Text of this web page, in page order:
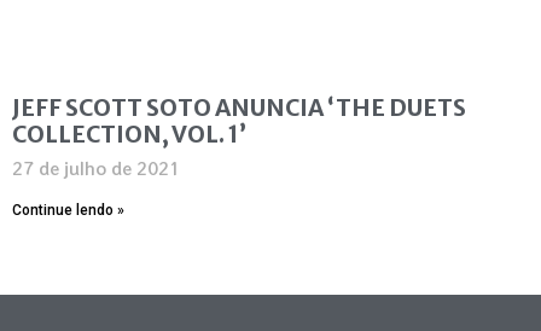
JEFF SCOTT SOTO ANUNCIA ‘THE DUETS
COLLECTION, VOL. 1’
27 de julho de 2021
Continue lendo »